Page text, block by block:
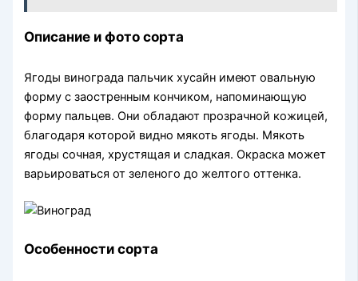
Описание и фото сорта
Ягоды винограда пальчик хусайн имеют овальную
форму с заостренным кончиком, напоминающую
форму пальцев. Они обладают прозрачной кожицей,
благодаря которой видно мякоть ягоды. Мякоть
ягоды сочная, хрустящая и сладкая. Окраска может
варьироваться от зеленого до желтого оттенка.
Особенности сорта